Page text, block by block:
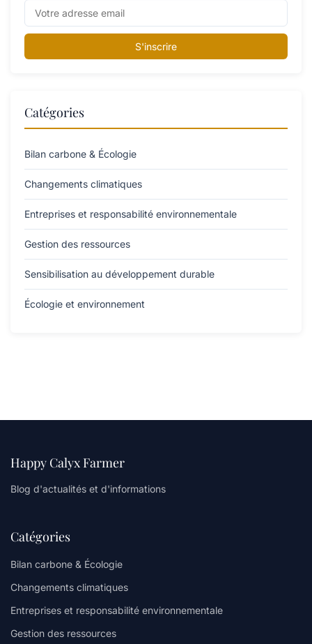
S'inscrire
Catégories
Bilan carbone & Écologie
Changements climatiques
Entreprises et responsabilité environnementale
Gestion des ressources
Sensibilisation au développement durable
Écologie et environnement
Happy Calyx Farmer
Blog d'actualités et d'informations
Catégories
Bilan carbone & Écologie
Changements climatiques
Entreprises et responsabilité environnementale
Gestion des ressources